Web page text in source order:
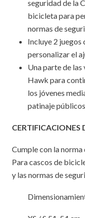
seguridad de la
bicicleta para
normas de
Incluye 2 juegos
personalizar el
Una parte de las
Hawk para
los jóvenes
patinaje
CERTIFICACIONES
Cumple con la norma
Para cascos de
y las normas de